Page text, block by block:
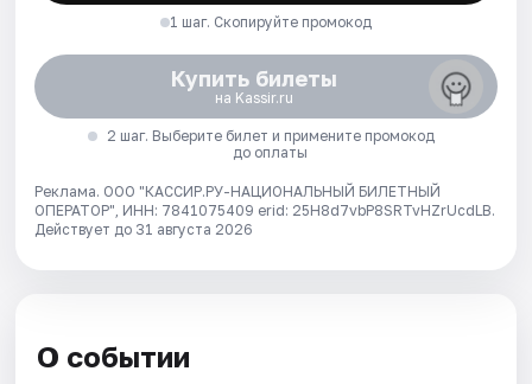
1 шаг. Скопируйте промокод
Купить билеты
на Kassir.ru
2 шаг. Выберите билет и примените промокод
до оплаты
Реклама. ООО "КАССИР.РУ-НАЦИОНАЛЬНЫЙ БИЛЕТНЫЙ
ОПЕРАТОР", ИНН: 7841075409 erid: 25H8d7vbP8SRTvHZrUcdLB.
Действует до 31 августа 2026
О событии